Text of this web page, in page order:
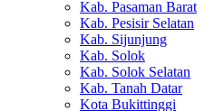
Kab. Pasaman Barat
Kab. Pesisir Selatan
Kab. Sijunjung
Kab. Solok
Kab. Solok Selatan
Kab. Tanah Datar
Kota Bukittinggi